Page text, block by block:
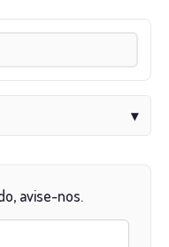
▾
avise-nos.